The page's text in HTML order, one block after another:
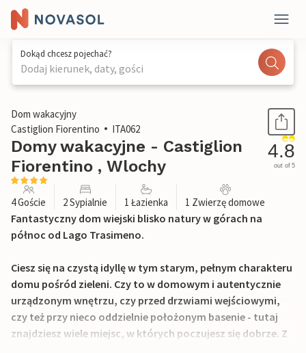
Dokąd chcesz pojechać?
Dodaj kierunek, daty, gości
1 / 25
Dom wakacyjny
Castiglion Fiorentino
ITA062
Domy wakacyjne - Castiglion
Fiorentino , Wlochy
4.8
out of 5
4 Goście 2 Sypialnie 1 Łazienka 1 Zwierzę domowe
Fantastyczny dom wiejski blisko natury w górach na
północ od Lago Trasimeno.
Ciesz się na czystą idyllę w tym starym, pełnym charakteru
domu pośród zieleni. Czy to w domowym i autentycznie
urządzonym wnętrzu, czy przed drzwiami wejściowymi,
czy też przy nieco oddzielnie położonym basenie - tutaj
znajdziesz wiele miejsc, w których poczujesz się dobrze. Z